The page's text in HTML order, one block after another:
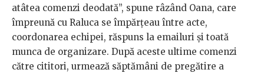
atâtea comenzi deodată”, spune râzând Oana, care
împreună cu Raluca se împărțeau între acte,
coordonarea echipei, răspuns la emailuri și toată
munca de organizare. După aceste ultime comenzi
către cititori, urmează săptămâni de pregătire a